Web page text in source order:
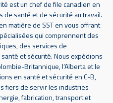
est un chef de file canadien en
santé et de sécurité au travail.
matière de SST en vous offrant
qui comprennent des
des services de
et sécurité. Nous expédions
Britannique, l’Alberta et le
en santé et sécurité en C-B,
fiers de servir les industries
fabrication, transport et